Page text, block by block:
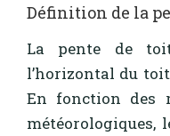
Définition de la
La pente de
l’horizontal du
En fonction des
météorologiques,